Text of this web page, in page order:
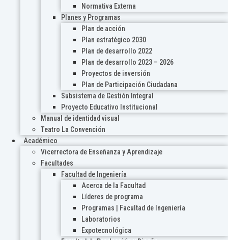
Normativa Externa
Planes y Programas
Plan de acción
Plan estratégico 2030
Plan de desarrollo 2022
Plan de desarrollo 2023 – 2026
Proyectos de inversión
Plan de Participación Ciudadana
Subsistema de Gestión Integral
Proyecto Educativo Institucional
Manual de identidad visual
Teatro La Convención
Académico
Vicerrectora de Enseñanza y Aprendizaje
Facultades
Facultad de Ingeniería
Acerca de la Facultad
Líderes de programa
Programas | Facultad de Ingeniería
Laboratorios
Expotecnológica